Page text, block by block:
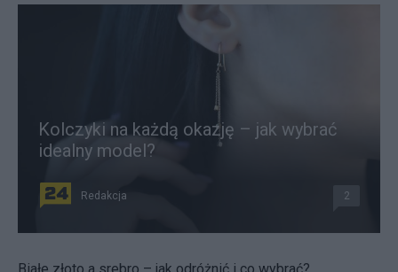
Kolczyki na każdą okazję – jak wybrać
idealny model?
Redakcja 2
Białe złoto a srebro – jak odróżnić i co wybrać?